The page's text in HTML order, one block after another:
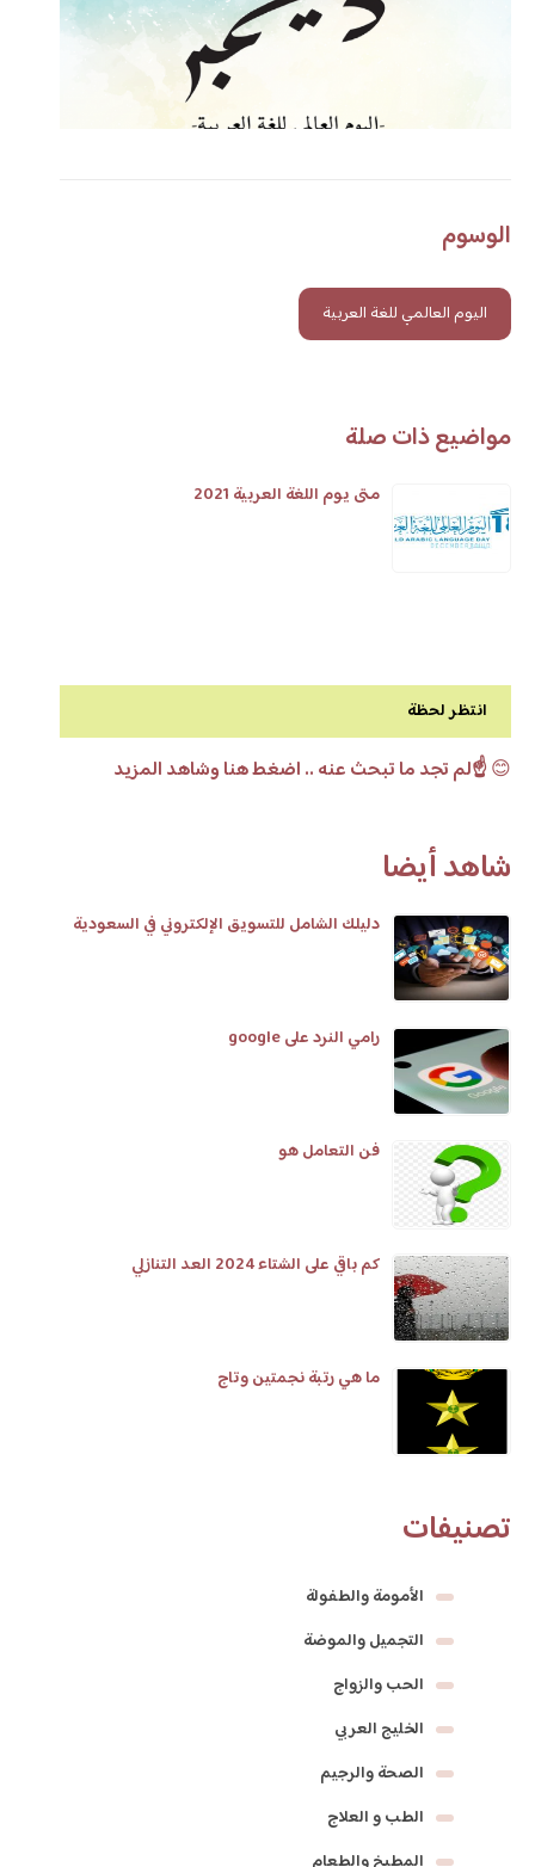
الوسوم
اليوم العالمي للغة العربية
مواضيع ذات صلة
متى يوم اللغة العربية 2021
انتظر لحظة
😊☝️لم تجد ما تبحث عنه .. اضغط هنا وشاهد المزيد
شاهد أيضا
دليلك الشامل للتسويق الإلكتروني في السعودية
رامي النرد على google
فن التعامل هو
كم باقي على الشتاء 2024 العد التنازلي
ما هي رتبة نجمتين وتاج
تصنيفات
الأمومة والطفولة
التجميل والموضة
الحب والزواج
الخليج العربي
الصحة والرجيم
الطب و العلاج